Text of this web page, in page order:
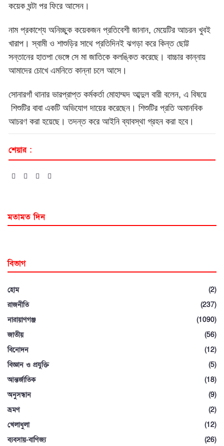
কয়েক ঘন্টা পর ফিরে আসেন।
নাম প্রকাশ্যে অনিচ্ছুক কয়েকজন প্রতিবেশী জানান, মেয়েটির আচরন খুবই
খারাপ। স্বামী ও শাশুড়ির সাথে প্রতিদিনই ঝগড়া করে কিন্ত ছোট্ট
সন্তানের হাতপা ভেঙ্গে সে মা জাতিকে কলঙ্কিত করেছে। বাচ্চার কান্নায়
আমাদের চোখে এমনিতে কান্না চলে আসে।
সোনারগাঁ থানার ভারপ্রাপ্ত কর্মকর্তা মোহাম্মদ আব্দুল বারী বলেন, এ বিষয়ে
শিশুটির বাবা একটি অভিযোগ দায়ের করেছেন। শিশুটির প্রতি অমানবিক
আচরণ করা হয়েছে। তদন্ত করে আইনি ব্যাবস্থা গ্রহন করা হবে।
শেয়ার :
মতামত দিন
বিভাগ
হোম
(2)
রাজনীতি
(237)
নারায়াণগঞ্জ
(1090)
জাতীয়
(56)
বিনোদন
(12)
বিজ্ঞান ও প্রযুক্তি
(5)
আন্তর্জাতিক
(18)
অনুসন্ধান
(9)
ভ্রমণ
(2)
খেলাধুলা
(12)
ব্যবসায়-বাণিজ্য
(26)